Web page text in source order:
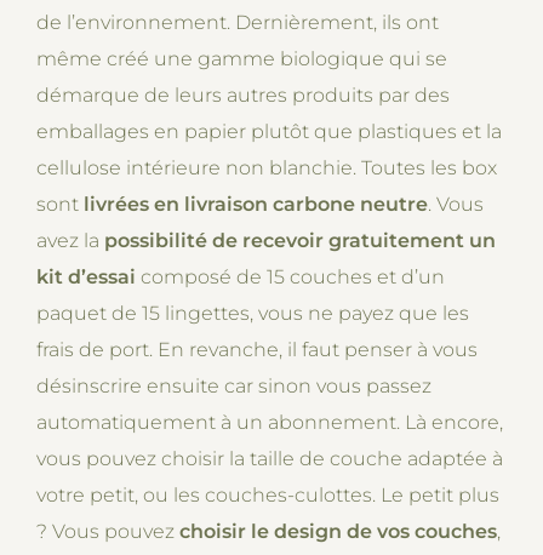
de l’environnement. Dernièrement, ils ont
même créé une gamme biologique qui se
démarque de leurs autres produits par des
emballages en papier plutôt que plastiques et la
cellulose intérieure non blanchie. Toutes les box
sont livrées en livraison carbone neutre. Vous
avez la possibilité de recevoir gratuitement un
kit d’essai composé de 15 couches et d’un
paquet de 15 lingettes, vous ne payez que les
frais de port. En revanche, il faut penser à vous
désinscrire ensuite car sinon vous passez
automatiquement à un abonnement. Là encore,
vous pouvez choisir la taille de couche adaptée à
votre petit, ou les couches-culottes. Le petit plus
? Vous pouvez choisir le design de vos couches,